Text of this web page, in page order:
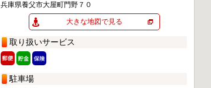
兵庫県養父市大屋町門野７０
大きな地図で見る
取り扱いサービス
駐車場